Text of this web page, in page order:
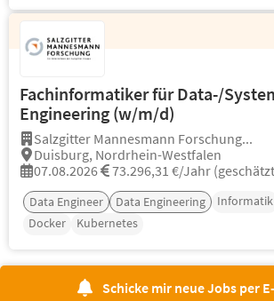
Fachinformatiker für Data-/
Engineering (w/m/d)
Salzgitter Mannesmann Forschung...
Duisburg, Nordrhein-Westfalen
07.08.2026
73.296,31 €/Jahr
Data Engineer Data Engineering Informatik
Docker
Kubernetes
Schicke mir neue Jobs per